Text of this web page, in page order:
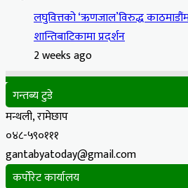
लघुवित्तको ‘ऋणजाल’विरुद्ध
शान्तिबाटिकामा प्रदर्शन
2 weeks ago
गन्तब्य टुडे
मन्थली, रामेछाप
०४८-५९०१११
gantabyatoday@gmail.com
कर्पोरेट कार्यालय